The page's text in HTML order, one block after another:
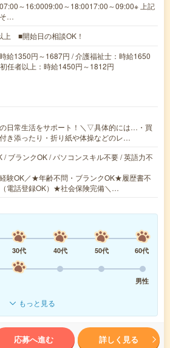
07:00～16:0009:00～18:0017:00～09:00※ 上記
…
上 ■開始日の相談OK！
給1350円～1687円 / 介護福祉士：時給1650
任者以上：時給1450円～1812円
日常生活をサポート！＼▽具体的には…・買
き添ったり・折り紙や体操などのレ…
/ ブランクOK / パソコンスキル不要 / 英語力不
験OK／★年齢不問・ブランクOK★履歴書不
電話登録OK）★社会保険完備＼…
30代 40代 50代
60代
男性
もっと見る
応募へ進む 詳しく見る